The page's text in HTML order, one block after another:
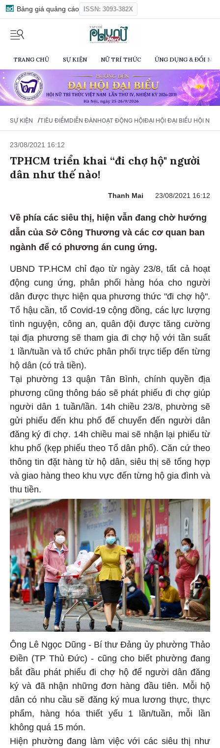
Bảng giá quảng cáo ISSN: 3093-382X
TRANG CHỦ SỰ KIỆN NỮ TRÍ THỨC ỨNG DỤNG & ĐỔI
SỰ KIỆN /TIÊU ĐIỂMDIỄN ĐÀNHOẠT ĐỘNG HỘIĐẠI HỘI ĐẠI BIỂU HỘI NỮ
23/08/2021 16:12
TPHCM triển khai “đi chợ hộ" người
dân như thế nào!
Thanh Mai 23/08/2021 16:12
Về phía các siêu thị, hiện vẫn đang chờ hướng
dẫn của Sở Công Thương và các cơ quan ban
ngành để có phương án cung ứng.
UBND TP.HCM chỉ đạo từ ngày 23/8, tất cả hoạt
động cung ứng, phân phối hàng hóa cho người
dân được thực hiện qua phương thức "đi chợ hộ".
Tổ hậu cần, tổ Covid-19 cộng đồng, các lực lượng
tình nguyện, công an, quân đội được tăng cường
tại địa phương sẽ tham gia đi chợ hộ với tần suất
1 lần/tuần và tổ chức phân phối trực tiếp đến từng
hộ dân (có trả tiền).
Tại phường 13 quận Tân Bình, chính quyền địa
phương cũng thông báo sẽ phát phiếu đi chợ giúp
người dân 1 tuần/lần. 14h chiều 23/8, phường sẽ
gửi phiếu đến khu phố để chuyển đến người dân
đăng ký đi chợ. 14h chiều mai sẽ nhận lại phiếu từ
khu phố (kẹp phiếu theo Tổ dân phố). Căn cứ theo
thông tin đặt hàng từ hộ dân, siêu thị sẽ tổng hợp
và giao hàng theo khu vực đến từng hộ gia đình và
thu tiền.
Ông Lê Ngọc Dũng - Bí thư Đảng ủy phường Thảo
Điền (TP Thủ Đức) - cũng cho biết phường đang
bắt đầu phát phiếu đi chợ hộ để người dân đăng
ký và đã nhận những đơn hàng đầu tiên. Mỗi hộ
dân có nhu cầu sẽ đăng ký mua lương thực, thực
phẩm, hàng hóa thiết yếu 1 lần/tuần, mỗi lần
không quá 15 món.
Hiện phường đang làm việc với các siêu thị như